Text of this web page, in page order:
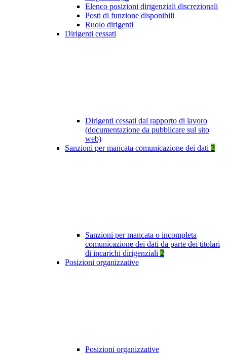
Elenco posizioni dirigenziali discrezionali
Posti di funzione disponibili
Ruolo dirigenti
Dirigenti cessati
Dirigenti cessati dal rapporto di lavoro
(documentazione da pubblicare sul sito
web)
Sanzioni per mancata comunicazione dei dati 2
Sanzioni per mancata o incompleta
comunicazione dei dati da parte dei titolari
di incarichi dirigenziali 2
Posizioni organizzative
Posizioni organizzative